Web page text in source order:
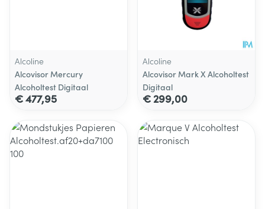
Alcoline
Alcovisor Mercury
Alcoholtest Digitaal
€ 477,95
Alcoline
Alcovisor Mark X Alcoholtest
Digitaal
€ 299,00